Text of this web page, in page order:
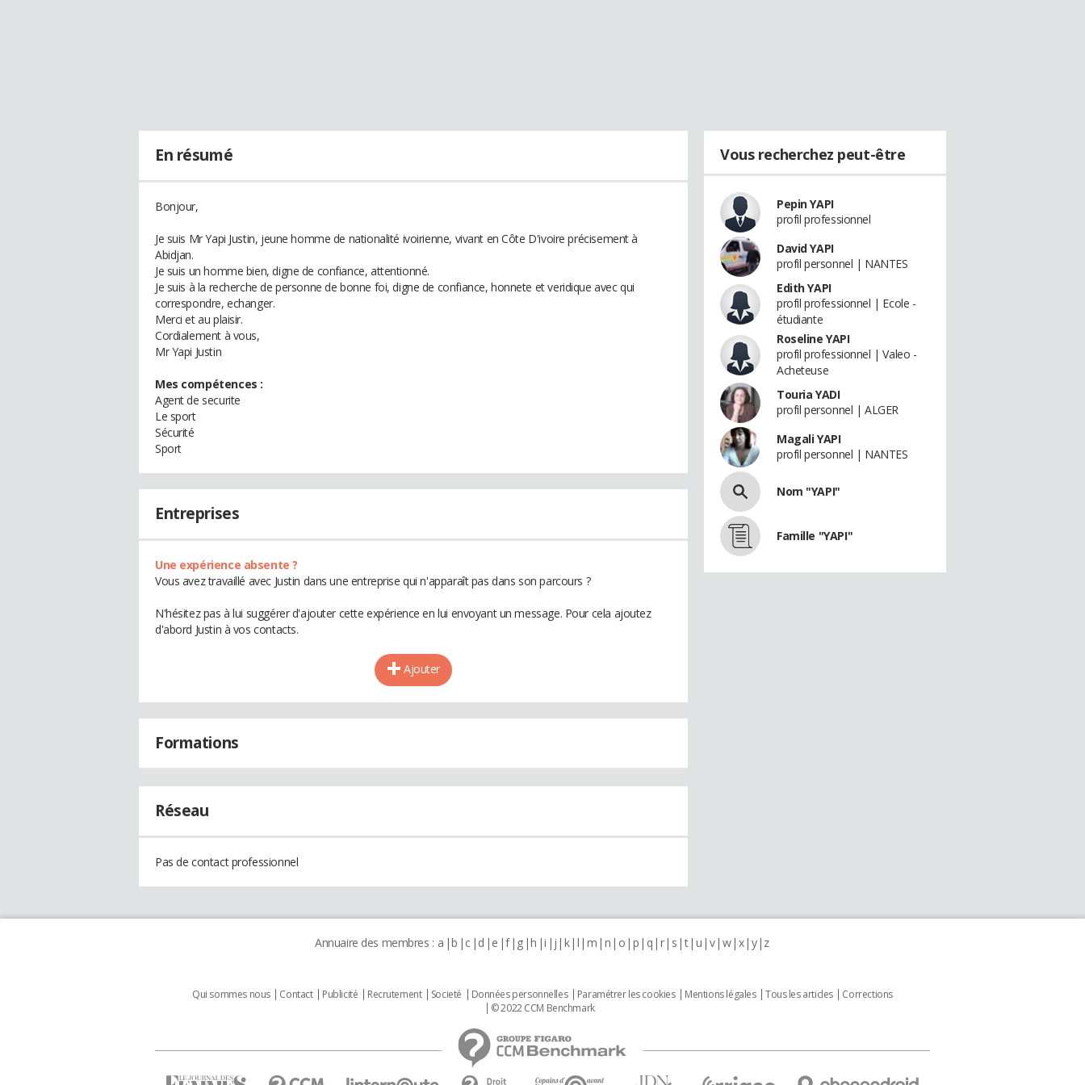
En résumé
Bonjour,
Je suis Mr Yapi Justin, jeune homme de nationalité ivoirienne, vivant en Côte D'ivoire précisement à
Abidjan.
Je suis un homme bien, digne de confiance, attentionné.
Je suis à la recherche de personne de bonne foi, digne de confiance, honnete et veridique avec qui
correspondre, echanger.
Merci et au plaisir.
Cordialement à vous,
Mr Yapi Justin
Mes compétences :
Agent de securite
Le sport
Sécurité
Sport
Entreprises
Une expérience absente ?
Vous avez travaillé avec Justin dans une entreprise qui n'apparaît pas dans son parcours ?
N'hésitez pas à lui suggérer d'ajouter cette expérience en lui envoyant un message. Pour cela ajoutez
d'abord Justin à vos contacts.
Ajouter
Formations
Réseau
Pas de contact professionnel
Vous recherchez peut-être
Pepin YAPI
profil professionnel
David YAPI
profil personnel | NANTES
Edith YAPI
profil professionnel | Ecole -
étudiante
Roseline YAPI
profil professionnel | Valeo -
Acheteuse
Touria YADI
profil personnel | ALGER
Magali YAPI
profil personnel | NANTES
Nom "YAPI"
Famille "YAPI"
Annuaire des membres : a b c d e f g h i j k l m n o p q r s t u v w x y z
Qui sommes nous Contact Publicité Recrutement Societé Données personnelles Paramétrer les cookies Mentions légales Tous les articles
Corrections
© 2022 CCM Benchmark